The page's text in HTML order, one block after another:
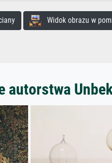
Widok obrazu w
autorstwa